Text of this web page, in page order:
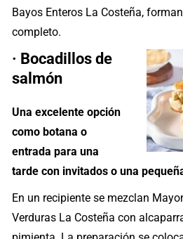
Bayos Enteros La Costeña,
completo.
· Bocadillos de
salmón
Una excelente opción
como botana o
entrada para una
tarde con invitados o una
En un recipiente se mezclan
Verduras La Costeña con